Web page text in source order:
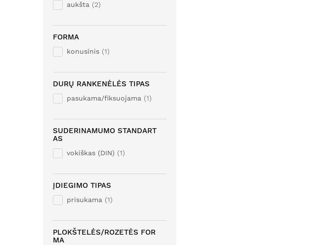
aukšta 2
FORMA
konusinis 1
DURŲ RANKENĖLĖS TIPAS
pasukama/fiksuojama 1
SUDERINAMUMO STANDART
AS
vokiškas (DIN) 1
ĮDIEGIMO TIPAS
prisukama 1
PLOKŠTELĖS/ROZETĖS FOR
MA